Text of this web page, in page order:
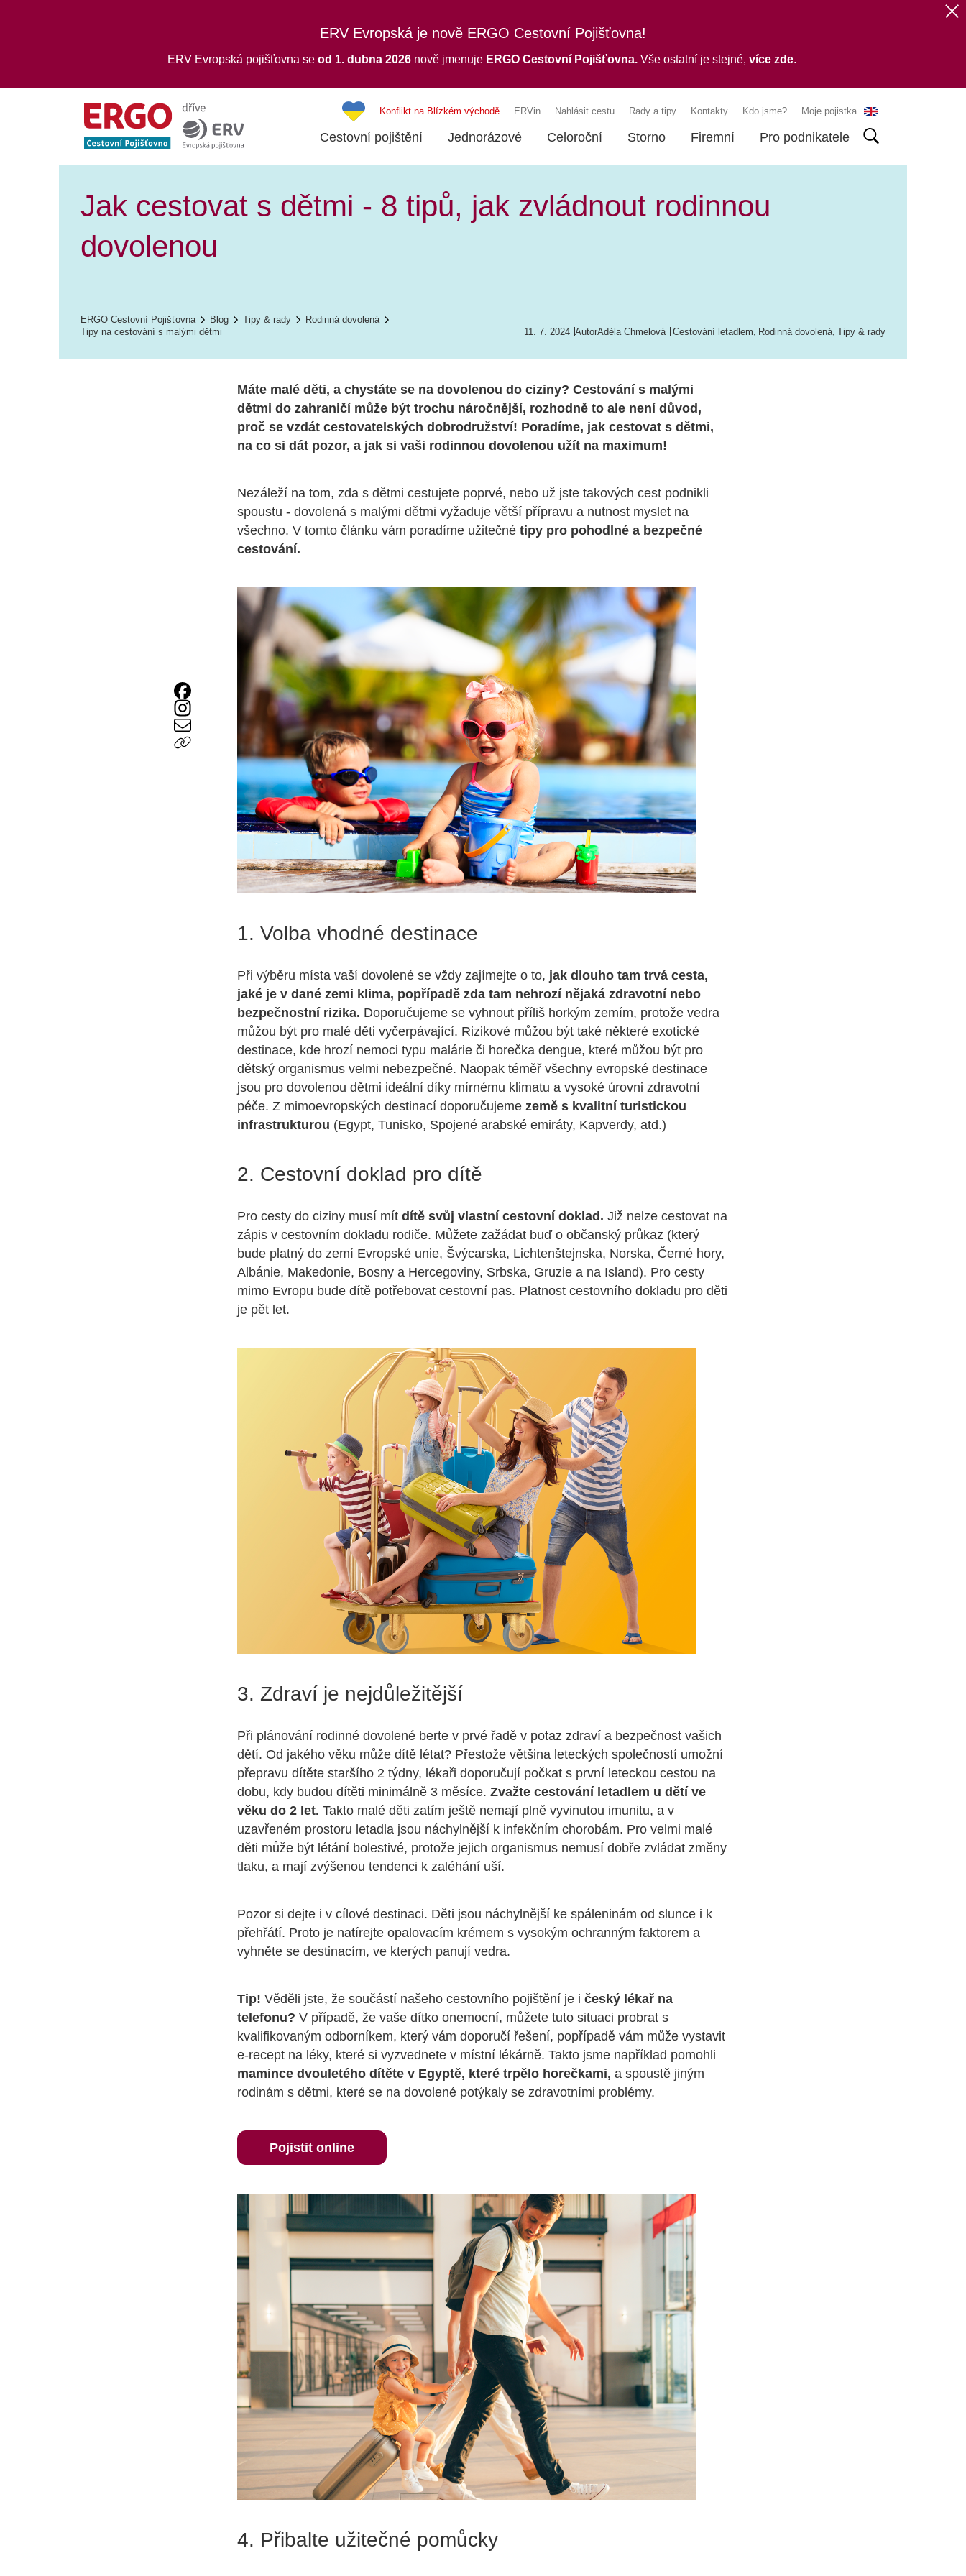
ERV Evropská je nově ERGO Cestovní Pojišťovna!
ERV Evropská pojišťovna se od 1. dubna 2026 nově jmenuje ERGO Cestovní Pojišťovna.Vše ostatní je stejné, více zde.
Konflikt na Blízkém východě ERVin Nahlásit cestu Rady a tipy Kontakty Kdo jsme? Moje pojistka
Cestovní pojištění Jednorázové Celoroční Storno Firemní Pro podnikatele
Jak cestovat s dětmi - 8 tipů, jak zvládnout rodinnou
dovolenou
ERGO Cestovní Pojišťovna Blog Tipy & rady
Rodinná dovolená
Tipy na cestování s malými dětmi
11. 7. 2024 AutorAdéla Chmelová Cestování letadlem, Rodinná dovolená, Tipy & rady
Máte malé děti, a chystáte se na dovolenou do ciziny? Cestování s malými
dětmi do zahraničí může být trochu náročnější, rozhodně to ale není důvod,
proč se vzdát cestovatelských dobrodružství! Poradíme, jak cestovat s dětmi,
na co si dát pozor, a jak si vaši rodinnou dovolenou užít na maximum!
Nezáleží na tom, zda s dětmi cestujete poprvé, nebo už jste takových cest podnikli
spoustu - dovolená s malými dětmi vyžaduje větší přípravu a nutnost myslet na
všechno. V tomto článku vám poradíme užitečné tipy pro pohodlné a bezpečné
cestování.
1. Volba vhodné destinace
Při výběru místa vaší dovolené se vždy zajímejte o to, jak dlouho tam trvá cesta,
jaké je v dané zemi klima, popřípadě zda tam nehrozí nějaká zdravotní nebo
bezpečnostní rizika. Doporučujeme se vyhnout příliš horkým zemím, protože vedra
můžou být pro malé děti vyčerpávající. Rizikové můžou být také některé exotické
destinace, kde hrozí nemoci typu malárie či horečka dengue, které můžou být pro
dětský organismus velmi nebezpečné. Naopak téměř všechny evropské destinace
jsou pro dovolenou dětmi ideální díky mírnému klimatu a vysoké úrovni zdravotní
péče. Z mimoevropských destinací doporučujeme země s kvalitní turistickou
infrastrukturou (Egypt, Tunisko, Spojené arabské emiráty, Kapverdy, atd.)
2. Cestovní doklad pro dítě
Pro cesty do ciziny musí mít dítě svůj vlastní cestovní doklad. Již nelze cestovat na
zápis v cestovním dokladu rodiče. Můžete zažádat buď o občanský průkaz (který
bude platný do zemí Evropské unie, Švýcarska, Lichtenštejnska, Norska, Černé hory,
Albánie, Makedonie, Bosny a Hercegoviny, Srbska, Gruzie a na Island). Pro cesty
mimo Evropu bude dítě potřebovat cestovní pas. Platnost cestovního dokladu pro děti
je pět let.
3. Zdraví je nejdůležitější
Při plánování rodinné dovolené berte v prvé řadě v potaz zdraví a bezpečnost vašich
dětí. Od jakého věku může dítě létat? Přestože většina leteckých společností umožní
přepravu dítěte staršího 2 týdny, lékaři doporučují počkat s první leteckou cestou na
dobu, kdy budou dítěti minimálně 3 měsíce. Zvažte cestování letadlem u dětí ve
věku do 2 let. Takto malé děti zatím ještě nemají plně vyvinutou imunitu, a v
uzavřeném prostoru letadla jsou náchylnější k infekčním chorobám. Pro velmi malé
děti může být létání bolestivé, protože jejich organismus nemusí dobře zvládat změny
tlaku, a mají zvýšenou tendenci k zaléhání uší.
Pozor si dejte i v cílové destinaci. Děti jsou náchylnější ke spáleninám od slunce i k
přehřátí. Proto je natírejte opalovacím krémem s vysokým ochranným faktorem a
vyhněte se destinacím, ve kterých panují vedra.
Tip! Věděli jste, že součástí našeho cestovního pojištění je i český lékař na
telefonu? V případě, že vaše dítko onemocní, můžete tuto situaci probrat s
kvalifikovaným odborníkem, který vám doporučí řešení, popřípadě vám může vystavit
e-recept na léky, které si vyzvednete v místní lékárně. Takto jsme například pomohli
mamince dvouletého dítěte v Egyptě, které trpělo horečkami, a spoustě jiným
rodinám s dětmi, které se na dovolené potýkaly se zdravotními problémy.
Pojistit online
4. Přibalte užitečné pomůcky